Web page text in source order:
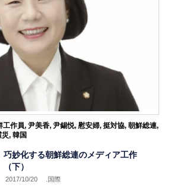
工作員, 尹美香, 尹錫悦, 慰安婦, 挺対協, 朝鮮総連,
災,韓国
巧妙化する朝鮮総連のメディア工作
（下）
2017/10/20 .国際